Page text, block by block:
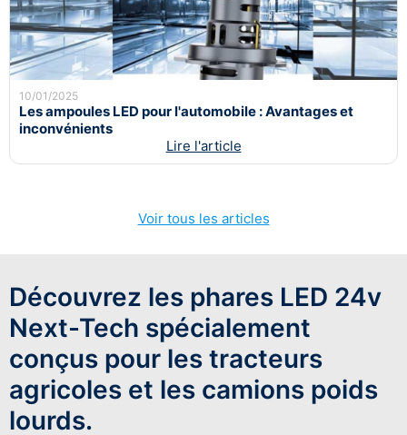
10/01/2025
Les ampoules LED pour l'automobile : Avantages et
inconvénients
Lire l'article
Voir tous les articles
Découvrez les phares LED 24v
Next-Tech spécialement
conçus pour les tracteurs
agricoles et les camions poids
lourds.